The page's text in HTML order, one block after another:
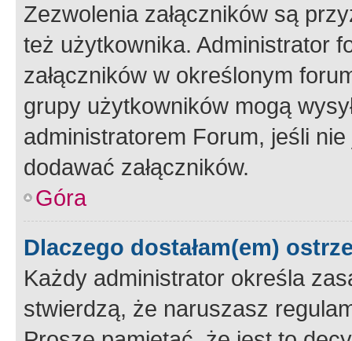
Zezwolenia załączników są
też użytkownika. Administrator
załączników w określonym
grupy użytkowników mogą
administratorem Forum, jeśli
dodawać załączników.
Góra
Dlaczego dostałam(em)
Każdy administrator określa
stwierdzą, że naruszasz